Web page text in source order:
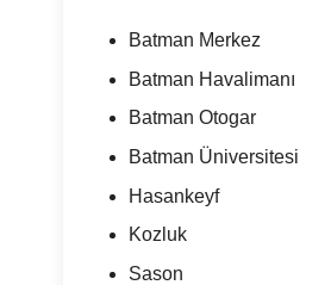
Batman Merkez
Batman Havalimanı
Batman Otogar
Batman Üniversitesi
Hasankeyf
Kozluk
Sason